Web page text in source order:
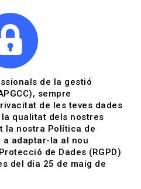
de la gestió
sempre
de les teves dades
qualitat dels nostres
la nostra Política de
adaptar-la al nou
de Dades (RGPD)
del dia 25 de maig de